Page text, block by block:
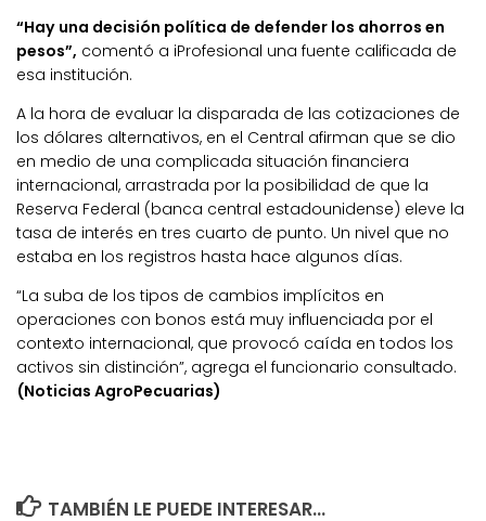
“Hay una decisión política de defender los ahorros en
pesos”, comentó a iProfesional una fuente calificada de
esa institución.
A la hora de evaluar la disparada de las cotizaciones de
los dólares alternativos, en el Central afirman que se dio
en medio de una complicada situación financiera
internacional, arrastrada por la posibilidad de que la
Reserva Federal (banca central estadounidense) eleve la
tasa de interés en tres cuarto de punto. Un nivel que no
estaba en los registros hasta hace algunos días.
“La suba de los tipos de cambios implícitos en
operaciones con bonos está muy influenciada por el
contexto internacional, que provocó caída en todos los
activos sin distinción”, agrega el funcionario consultado.
(Noticias AgroPecuarias)
TAMBIÉN LE PUEDE INTERESAR...